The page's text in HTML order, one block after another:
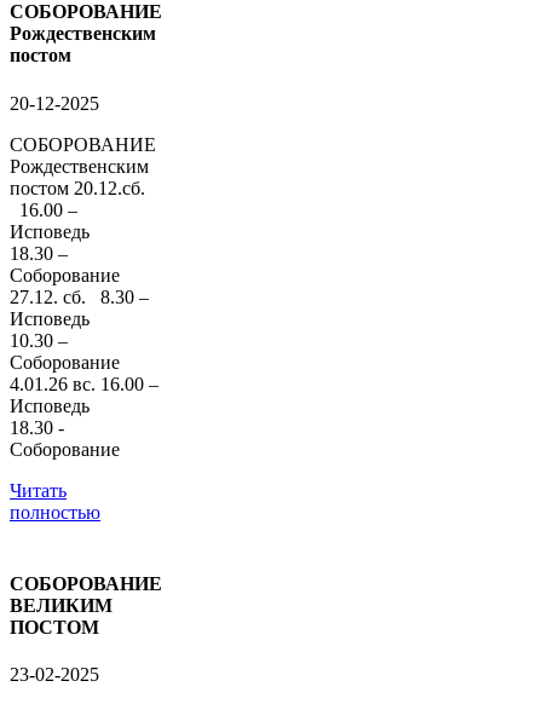
СОБОРОВАНИЕ
Рождественским
постом
20-12-2025
СОБОРОВАНИЕ
Рождественским
постом 20.12.сб.
16.00 –
Исповедь
18.30 –
Соборование
27.12. сб. 8.30 –
Исповедь
10.30 –
Соборование
4.01.26 вс. 16.00 –
Исповедь
18.30 -
Соборование
Читать
полностью
СОБОРОВАНИЕ
ВЕЛИКИМ
ПОСТОМ
23-02-2025